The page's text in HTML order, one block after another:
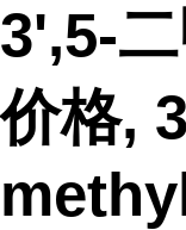
3',5-
价格,